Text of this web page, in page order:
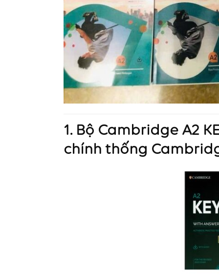
1. Bộ Cambridge A2
chính thống